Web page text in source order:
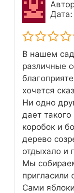
Дата:
В нашем
различные
хочется
Ни одно
дает
коробок и
дерево
отдыхало и
Мы
пригласили
Сами